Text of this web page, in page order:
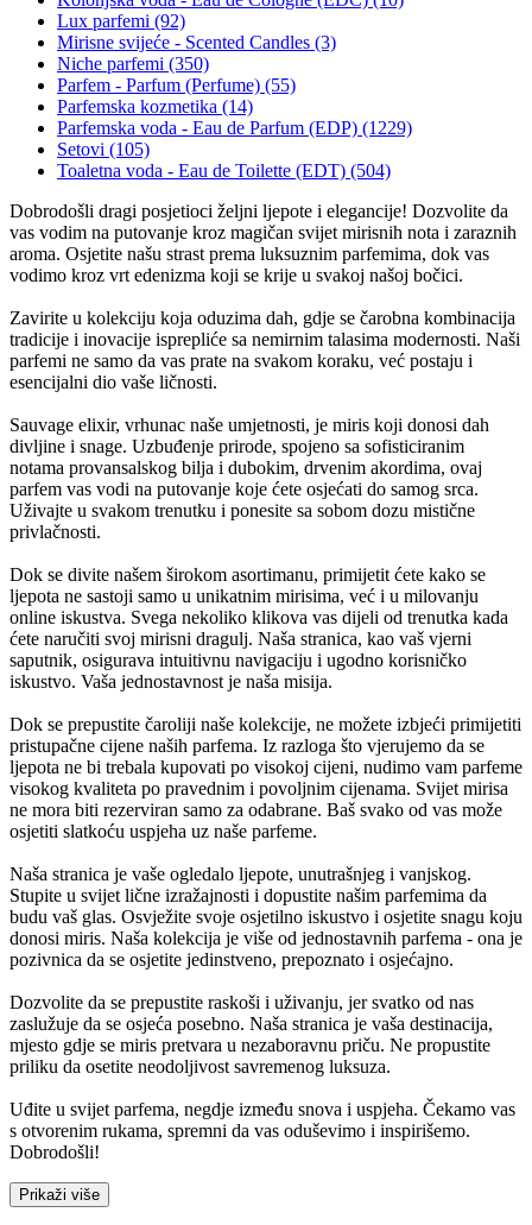
Lux parfemi (92)
Mirisne svijeće - Scented Candles (3)
Niche parfemi (350)
Parfem - Parfum (Perfume) (55)
Parfemska kozmetika (14)
Parfemska voda - Eau de Parfum (EDP) (1229)
Setovi (105)
Toaletna voda - Eau de Toilette (EDT) (504)
Dobrodošli dragi posjetioci željni ljepote i elegancije! Dozvolite da
vas vodim na putovanje kroz magičan svijet mirisnih nota i zaraznih
aroma. Osjetite našu strast prema luksuznim parfemima, dok vas
vodimo kroz vrt edenizma koji se krije u svakoj našoj bočici.
Zavirite u kolekciju koja oduzima dah, gdje se čarobna kombinacija
tradicije i inovacije isprepliće sa nemirnim talasima modernosti. Naši
parfemi ne samo da vas prate na svakom koraku, već postaju i
esencijalni dio vaše ličnosti.
Sauvage elixir, vrhunac naše umjetnosti, je miris koji donosi dah
divljine i snage. Uzbuđenje prirode, spojeno sa sofisticiranim
notama provansalskog bilja i dubokim, drvenim akordima, ovaj
parfem vas vodi na putovanje koje ćete osjećati do samog srca.
Uživajte u svakom trenutku i ponesite sa sobom dozu mistične
privlačnosti.
Dok se divite našem širokom asortimanu, primijetit ćete kako se
ljepota ne sastoji samo u unikatnim mirisima, već i u milovanju
online iskustva. Svega nekoliko klikova vas dijeli od trenutka kada
ćete naručiti svoj mirisni dragulj. Naša stranica, kao vaš vjerni
saputnik, osigurava intuitivnu navigaciju i ugodno korisničko
iskustvo. Vaša jednostavnost je naša misija.
Dok se prepustite čaroliji naše kolekcije, ne možete izbjeći primijetiti
pristupačne cijene naših parfema. Iz razloga što vjerujemo da se
ljepota ne bi trebala kupovati po visokoj cijeni, nudimo vam parfeme
visokog kvaliteta po pravednim i povoljnim cijenama. Svijet mirisa
ne mora biti rezerviran samo za odabrane. Baš svako od vas može
osjetiti slatkoću uspjeha uz naše parfeme.
Naša stranica je vaše ogledalo ljepote, unutrašnjeg i vanjskog.
Stupite u svijet lične izražajnosti i dopustite našim parfemima da
budu vaš glas. Osvježite svoje osjetilno iskustvo i osjetite snagu koju
donosi miris. Naša kolekcija je više od jednostavnih parfema - ona je
pozivnica da se osjetite jedinstveno, prepoznato i osjećajno.
Dozvolite da se prepustite raskoši i uživanju, jer svatko od nas
zaslužuje da se osjeća posebno. Naša stranica je vaša destinacija,
mjesto gdje se miris pretvara u nezaboravnu priču. Ne propustite
priliku da osetite neodoljivost savremenog luksuza.
Uđite u svijet parfema, negdje između snova i uspjeha. Čekamo vas
s otvorenim rukama, spremni da vas oduševimo i inspirišemo.
Dobrodošli!
Prikaži više